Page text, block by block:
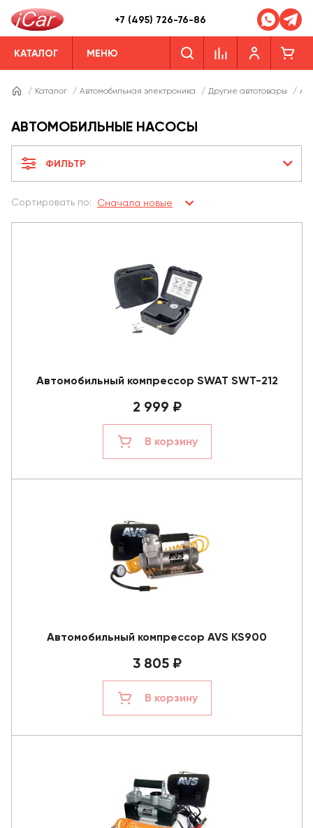
+7 (495) 726-76-86
КАТАЛОГ МЕНЮ
/ Каталог / Автомобильная электроника / Другие автотовары /
АВТОМОБИЛЬНЫЕ НАСОСЫ
ФИЛЬТР
Сортировать по: Сначала новые
Автомобильный компрессор SWAT SWT-212
2 999 ₽
В корзину
Автомобильный компрессор AVS KS900
3 805 ₽
В корзину